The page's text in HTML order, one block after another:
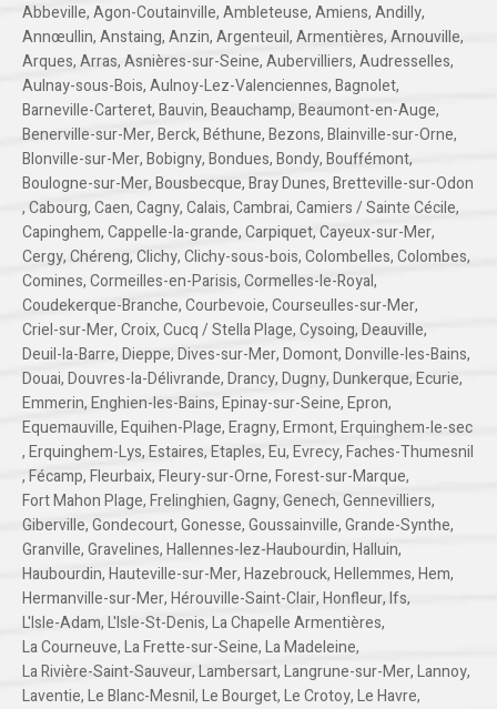
Abbeville,Agon-Coutainville,Ambleteuse,Amiens,Andilly,
Annœullin,Anstaing,Anzin,Argenteuil,Armentières,Arnouville,
Arques,Arras,Asnières-sur-Seine,Aubervilliers,Audresselles,
Aulnay-sous-Bois,Aulnoy-Lez-Valenciennes,Bagnolet,
Barneville-Carteret,Bauvin,Beauchamp,Beaumont-en-Auge,
Benerville-sur-Mer,Berck,Béthune,Bezons,Blainville-sur-Orne,
Blonville-sur-Mer,Bobigny,Bondues,Bondy,Bouffémont,
Boulogne-sur-Mer,Bousbecque,Bray Dunes,Bretteville-sur-Odon
,Cabourg,Caen,Cagny,Calais,Cambrai,Camiers / Sainte Cécile,
Capinghem,Cappelle-la-grande,Carpiquet,Cayeux-sur-Mer,
Cergy,Chéreng,Clichy,Clichy-sous-bois,Colombelles,Colombes,
Comines,Cormeilles-en-Parisis,Cormelles-le-Royal,
Coudekerque-Branche,Courbevoie,Courseulles-sur-Mer,
Criel-sur-Mer,Croix,Cucq / Stella Plage,Cysoing,Deauville,
Deuil-la-Barre,Dieppe,Dives-sur-Mer,Domont,Donville-les-Bains,
Douai,Douvres-la-Délivrande,Drancy,Dugny,Dunkerque,Ecurie,
Emmerin,Enghien-les-Bains,Epinay-sur-Seine,Epron,
Equemauville,Equihen-Plage,Eragny,Ermont,Erquinghem-le-sec
,Erquinghem-Lys,Estaires,Etaples,Eu,Evrecy,Faches-Thumesnil
,Fécamp,Fleurbaix,Fleury-sur-Orne,Forest-sur-Marque,
Fort Mahon Plage,Frelinghien,Gagny,Genech,Gennevilliers,
Giberville,Gondecourt,Gonesse,Goussainville,Grande-Synthe,
Granville,Gravelines,Hallennes-lez-Haubourdin,Halluin,
Haubourdin,Hauteville-sur-Mer,Hazebrouck,Hellemmes,Hem,
Hermanville-sur-Mer,Hérouville-Saint-Clair,Honfleur,Ifs,
L'Isle-Adam,L'Isle-St-Denis,La Chapelle Armentières,
La Courneuve,La Frette-sur-Seine,La Madeleine,
La Rivière-Saint-Sauveur,Lambersart,Langrune-sur-Mer,Lannoy,
Laventie,Le Blanc-Mesnil,Le Bourget,Le Crotoy,Le Havre,